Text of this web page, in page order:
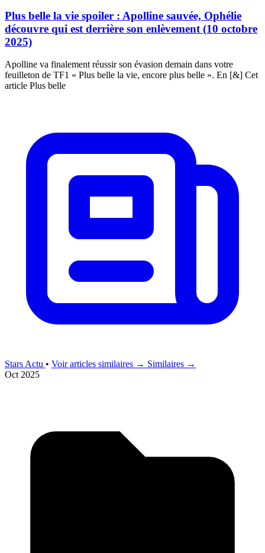
Plus belle la vie spoiler : Apolline sauvée, Ophélie
découvre qui est derrière son enlèvement (10 octobre
2025)
Apolline va finalement réussir son évasion demain dans votre
feuilleton de TF1 « Plus belle la vie, encore plus belle ». En [&] Cet
article Plus belle
Stars Actu • Voir articles similaires → Similaires →
Oct 2025